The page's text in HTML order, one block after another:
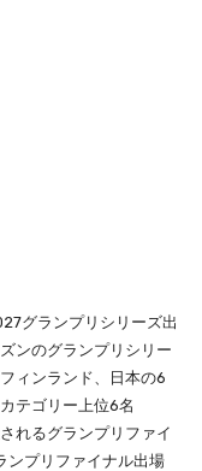
グランプリシリーズ出
ンのグランプリシリー
ィンランド、日本の6
テゴリー上位6名
れるグランプリファイ
ンプリファイナル出場